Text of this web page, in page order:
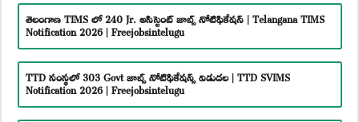
తెలంగాణ TIMS లో 240 Jr. అసిస్టెంట్ జాబ్స్ నోటిఫికేషన్ | Telangana TIMS
Notification 2026 | Freejobsintelugu
TTD సంస్థలో 303 Govt జాబ్స్ నోటిఫికేషన్స్ విడుదల | TTD SVIMS
Notification 2026 | Freejobsintelugu